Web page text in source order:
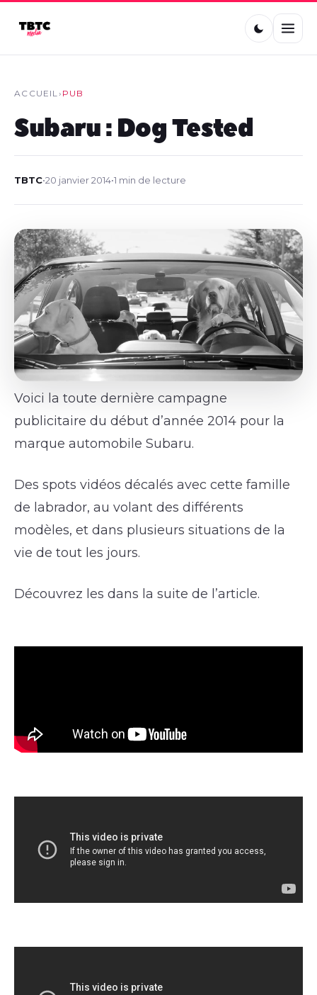
ACCUEIL› PUB
Subaru : Dog Tested
TBTC•20 janvier 2014•1 min de lecture
Voici la toute dernière campagne
publicitaire du début d’année 2014 pour la
marque automobile Subaru.
Des spots vidéos décalés avec cette famille
de labrador, au volant des différents
modèles, et dans plusieurs situations de la
vie de tout les jours.
Découvrez les dans la suite de l’article.